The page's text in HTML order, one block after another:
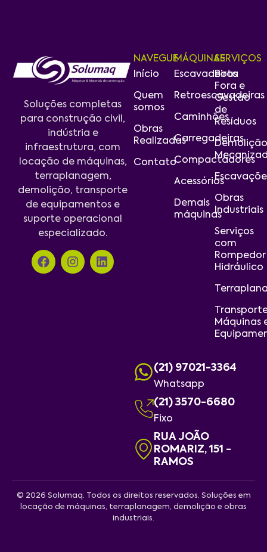
Soluções completas
para construção civil,
indústria e
infraestrutura, com
locação de máquinas,
terraplanagem,
demolição, transporte
de equipamentos e
suporte operacional
especializado.
NAVEGUE
Início
Quem
somos
Obras
Realizadas
Contato
MÁQUINAS
Escavadeiras
Retroescavadeiras
Caminhões
Carregadeiras
Compactadores
Acessórios
Demais
máquinas
SERVIÇOS
Bota
Fora e
Gestão
de
Resíduos
Demolição
Obras
Industriais
Serviços
com
Rompedor
Hidráulico
Máquinas
(21) 97021-3364
Whatsapp
(21) 3570-6680
Fixo
RUA JOÃO
ROMARIZ, 151 -
RAMOS
© 2026 Solumaq. Todos os direitos reservados. Soluções em
locação de máquinas, terraplanagem, demolição e obras
industriais.